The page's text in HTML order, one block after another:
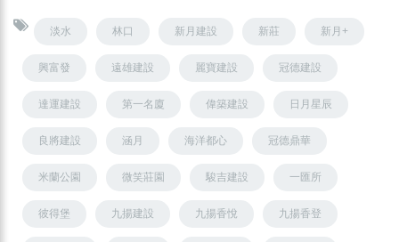
淡水 林口 新月建設 新莊 新月+
興富發 遠雄建設 麗寶建設 冠德建設
達運建設 第一名廈 偉築建設 日月星辰
良將建設 涵月 海洋都心 冠德鼎華
米蘭公園 微笑莊園 駿吉建設 一匯所
彼得堡 九揚建設 九揚香悅 九揚香登